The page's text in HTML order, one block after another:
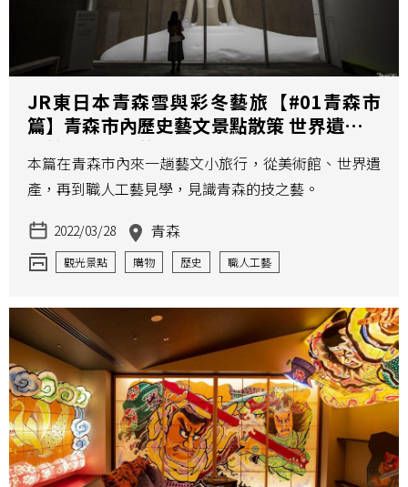
JR東日本青森雪與彩冬藝旅【#01青森市
篇】青森市內歷史藝文景點散策 世界遺產美
術館與職人工藝見學
本篇在青森市內來一趟藝文小旅行，從美術館、世界遺
產，再到職人工藝見學，見識青森的技之藝。
2022/03/28 青森
觀光景點 購物 歷史 職人工藝